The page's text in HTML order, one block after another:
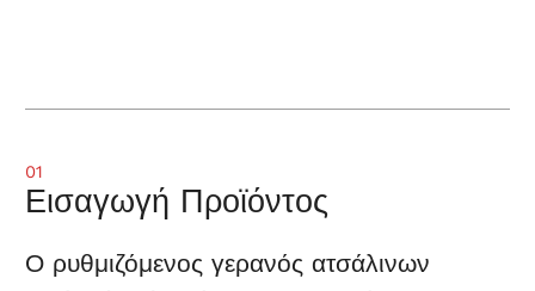
01
Εισαγωγή Προϊόντος
Ο ρυθμιζόμενος γερανός ατσάλινων